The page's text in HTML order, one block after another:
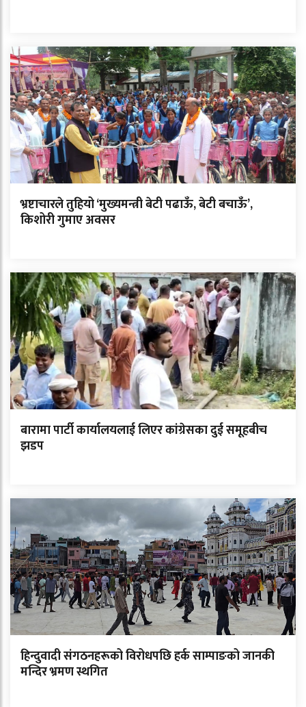
भ्रष्टाचारले तुहियो ‘मुख्यमन्त्री बेटी पढाऊँ, बेटी बचाऊँ’,
किशोरी गुमाए अवसर
बारामा पार्टी कार्यालयलाई लिएर कांग्रेसका दुई समूहबीच
झडप
हिन्दुवादी संगठनहरूको विरोधपछि हर्क साम्पाङको जानकी
मन्दिर भ्रमण स्थगित